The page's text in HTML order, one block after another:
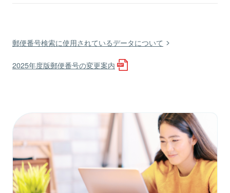
郵便番号検索に使用されているデータについて
2025年度版郵便番号の変更案内